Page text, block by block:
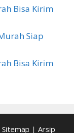
Bisa Kirim
Siap
Bisa Kirim
Sitemap | Arsip